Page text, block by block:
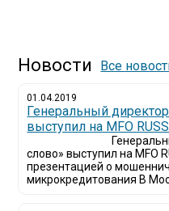
Новости Все
01.04.2019
Генеральный
выступил на MFO
слово» выступил на MFO
презентацией о
микрокредитования В